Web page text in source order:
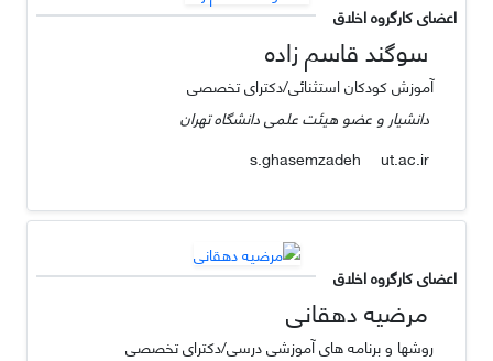
اعضای کارگروه اخلاق
سوگند قاسم زاده
آموزش کودکان استثنائی/دکترای تخصصی
دانشیار و عضو هیئت علمی دانشگاه تهران
s.ghasemzadeh
ut.ac.ir
اعضای کارگروه اخلاق
مرضیه دهقانی
روشها و برنامه‌ های‌ آموزشی‌ درسی/دکترای تخصصی